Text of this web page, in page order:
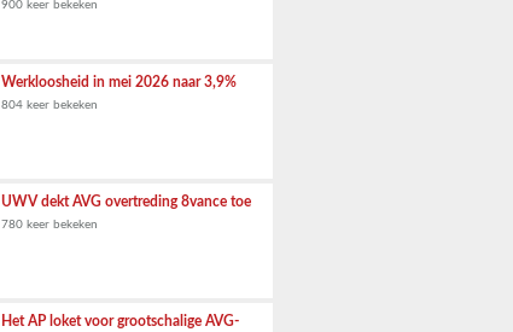
900 keer bekeken
Werkloosheid in mei 2026 naar 3,9%
804 keer bekeken
UWV dekt AVG overtreding 8vance toe
780 keer bekeken
Het AP loket voor grootschalige AVG-